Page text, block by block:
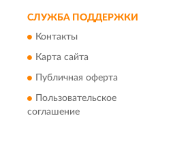
СЛУЖБА ПОДДЕРЖКИ
Контакты
Карта сайта
Публичная оферта
Пользовательское
соглашение